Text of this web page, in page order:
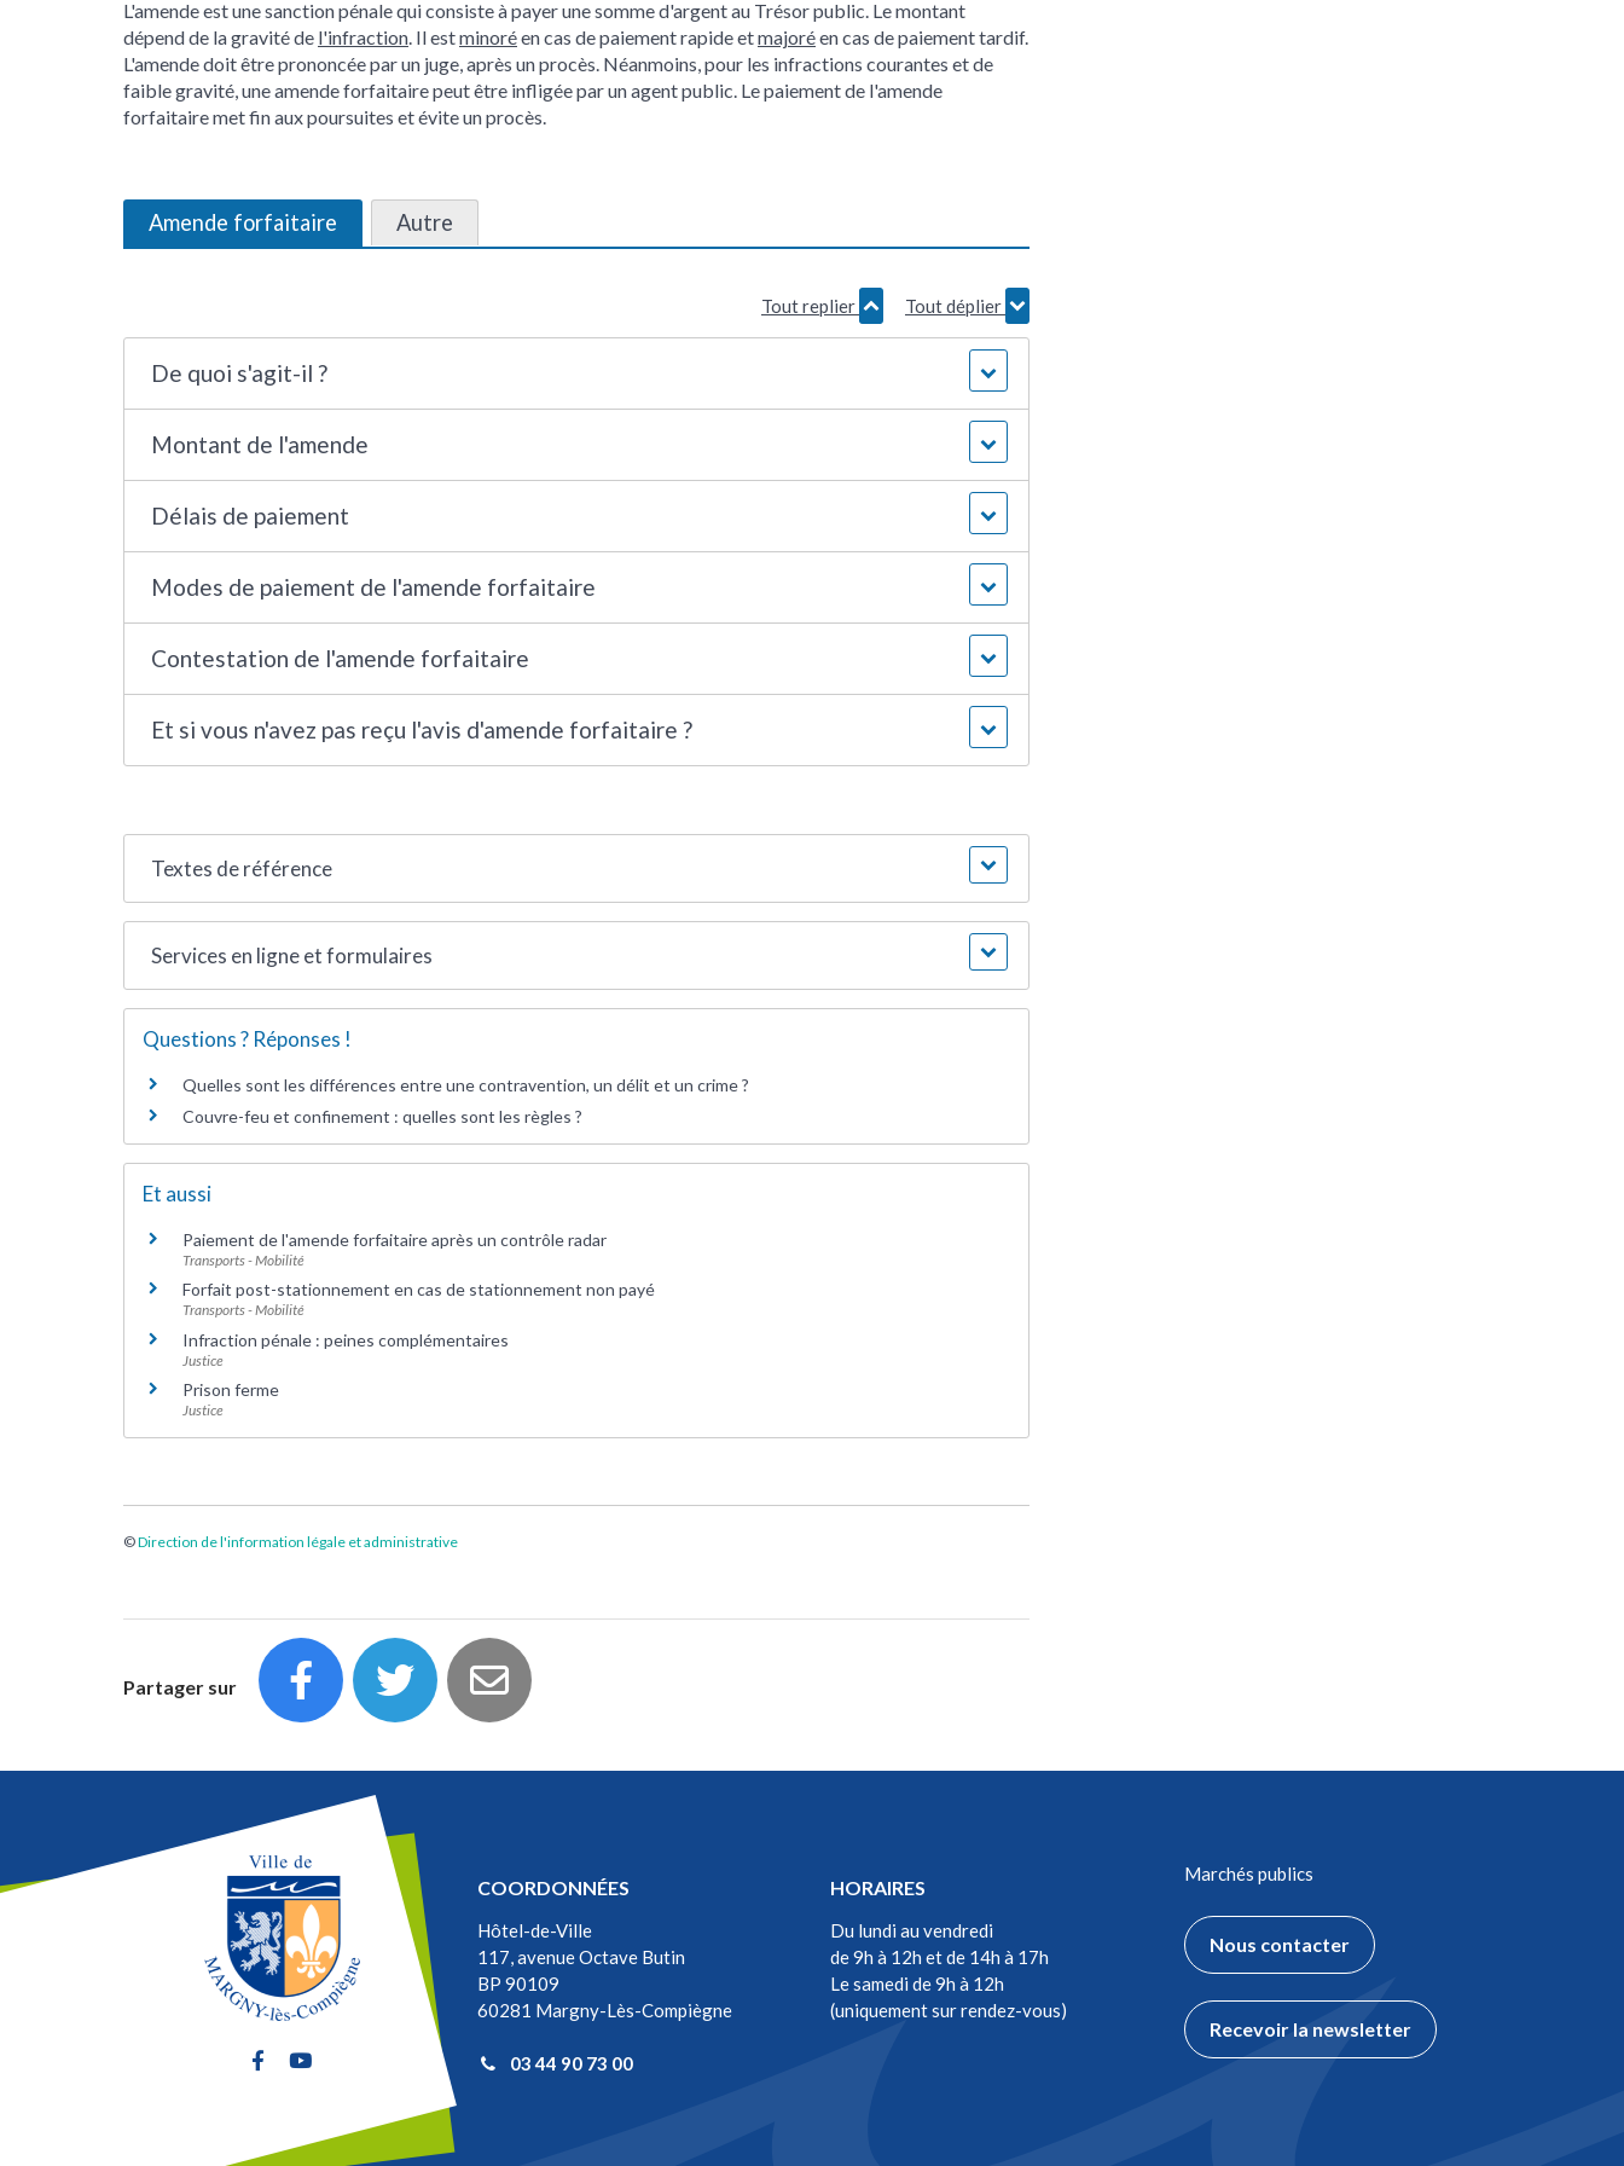
L'amende est une sanction pénale qui consiste à payer une somme d'argent au Trésor public. Le montant
dépend de la gravité de l'infraction. Il estminoréen cas de paiement rapide etmajoréen cas de paiement tardif.
L'amende doit être prononcée par un juge, après un procès. Néanmoins, pour les infractions courantes et de
faible gravité, une amende forfaitaire peut être infligée par un agent public. Le paiement de l'amende
forfaitaire met fin aux poursuites et évite un procès.
Amende forfaitaire Autre
Tout replier Tout déplier
De quoi s'agit-il ?
Montant de l'amende
Délais de paiement
Modes de paiement de l'amende forfaitaire
Contestation de l'amende forfaitaire
Et si vous n'avez pas reçu l'avis d'amende forfaitaire ?
Textes de référence
Services en ligne et formulaires
Questions ? Réponses !
Quelles sont les différences entre une contravention, un délit et un crime ?
Couvre-feu et confinement : quelles sont les règles ?
Et aussi
Paiement de l'amende forfaitaire après un contrôle radar
Transports - Mobilité
Forfait post-stationnement en cas de stationnement non payé
Transports - Mobilité
Infraction pénale : peines complémentaires
Justice
Prison ferme
Justice
©Direction de l'information légale et administrative
Partager sur
Lien vers le compte Facebook
Lien vers la chaîne Youtube
COORDONNÉES
Hôtel-de-Ville
117, avenue Octave Butin
BP 90109
60281 Margny-Lès-Compiègne
03 44 90 73 00
HORAIRES
Du lundi au vendredi
de 9h à 12h et de 14h à 17h
Le samedi de 9h à 12h
(uniquement sur rendez-vous)
Marchés publics
Nous contacter
Recevoir la newsletter